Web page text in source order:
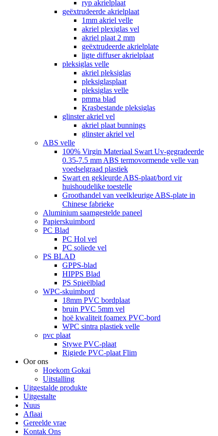
ryp akrielplaat
geëxtrudeerde akrielplaat
1mm akriel velle
akriel plexiglas vel
akriel plaat 2 mm
geëxtrudeerde akrielplate
ligte diffuser akrielplaat
pleksiglas velle
akriel pleksiglas
pleksiglasplaat
pleksiglas velle
pmma blad
Krasbestande pleksiglas
glinster akriel vel
akriel plaat bunnings
glinster akriel vel
ABS velle
100% Virgin Materiaal Swart Uv-gegradeerde
0.35-7.5 mm ABS termovormende velle van
voedselgraad plastiek
Swart en gekleurde ABS-plaat/bord vir
huishoudelike toestelle
Groothandel van veelkleurige ABS-plate in
Chinese fabrieke
Aluminium saamgestelde paneel
Papierskuimbord
PC Blad
PC Hol vel
PC soliede vel
PS BLAD
GPPS-blad
HIPPS Blad
PS Spieëlblad
WPC-skuimbord
18mm PVC bordplaat
bruin PVC 5mm vel
hoë kwaliteit foamex PVC-bord
WPC sintra plastiek velle
pvc plaat
Stywe PVC-plaat
Rigiede PVC-plaat Flim
Oor ons
Hoekom Gokai
Uitstalling
Uitgestalde produkte
Uitgestalte
Nuus
Aflaai
Gereelde vrae
Kontak Ons